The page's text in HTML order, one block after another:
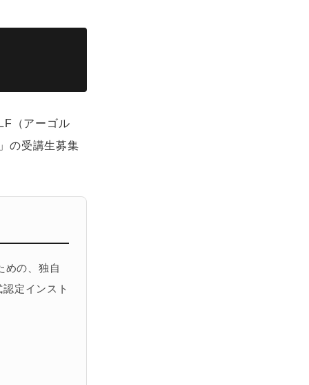
（アーゴル
の受講生募集
めの、独自
定インスト